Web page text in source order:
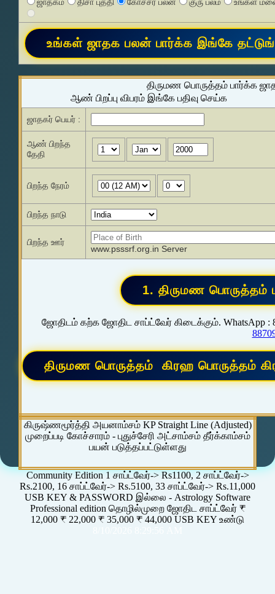
ஜாதகம் திசா புத்தி கோச்சர பலன் குரு பலம் உங்கள்
திருமண பொருத்தம் பார்க்க
ஆண் பிறப்பு விபரம் இங்கே பதிவு செய்க
ஜாதகர் பெயர் :
ஆண் பிறந்த
தேதி
பிறந்த நேரம்
பிறந்த நாடு
பிறந்த ஊர்
www.psssrf.org.in Server
ஜோதிடம் கற்க ஜோதிட சாப்ட்வேர் கிடைக்கும். WhatsApp :
கிருஷ்ணமூர்த்தி அயனாம்சம் KP Straight Line (Adjusted)
முறைப்படி கோச்சாரம் - புதுச்சேரி அட்சாம்சம் தீர்க்காம்சம்
பயன் படுத்தப்பட்டுள்ளது
Community Edition 1 சாப்ட்வேர்-> Rs1100, 2 சாப்ட்வேர்->
Rs.2100, 16 சாப்ட்வேர்-> Rs.5100, 33 சாப்ட்வேர்-> Rs.11,000
USB KEY & PASSWORD இல்லை - Astrology Software
Professional edition தொழில்முறை ஜோதிட சாப்ட்வேர் ₹
12,000 ₹ 22,000 ₹ 35,000 ₹ 44,000 USB KEY உண்டு